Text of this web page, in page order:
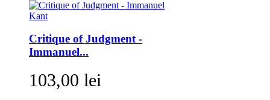
Critique of Judgment -
Immanuel...
103,00 lei